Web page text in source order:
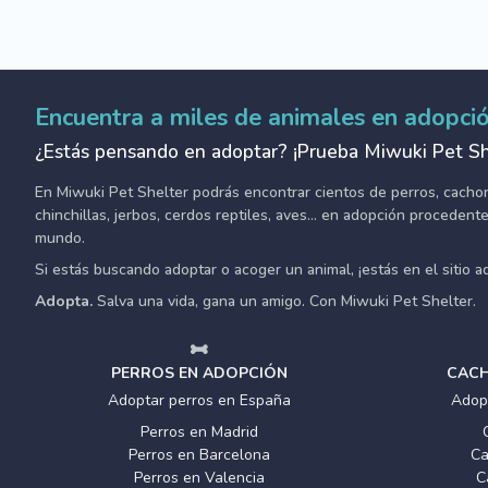
Encuentra a miles de animales en
¿Estás pensando en adoptar? ¡Prueba Miwuki Pet
En Miwuki Pet Shelter podrás encontrar cientos de perros,
chinchillas, jerbos, cerdos reptiles, aves... en adopción
mundo.
Si estás buscando adoptar o acoger un animal, ¡estás en el sitio
Adopta. Salva una vida, gana un amigo. Con Miwuki Pet Shelter.
PERROS EN ADOPCIÓN
Adoptar perros en España
Perros en Madrid
Perros en Barcelona
Perros en Valencia